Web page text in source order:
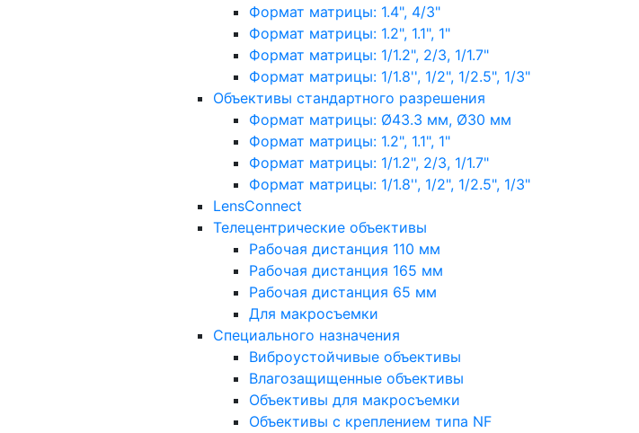
Формат матрицы: 1.4", 4/3"
Формат матрицы: 1.2", 1.1", 1"
Формат матрицы: 1/1.2", 2/3, 1/1.7"
Формат матрицы: 1/1.8'', 1/2", 1/2.5", 1/3"
Объективы стандартного разрешения
Формат матрицы: Ø43.3 мм, Ø30 мм
Формат матрицы: 1.2", 1.1", 1"
Формат матрицы: 1/1.2", 2/3, 1/1.7"
Формат матрицы: 1/1.8'', 1/2", 1/2.5", 1/3"
LensConnect
Телецентрические объективы
Рабочая дистанция 110 мм
Рабочая дистанция 165 мм
Рабочая дистанция 65 мм
Для макросъемки
Специального назначения
Виброустойчивые объективы
Влагозащищенные объективы
Объективы для макросъемки
Объективы с креплением типа NF